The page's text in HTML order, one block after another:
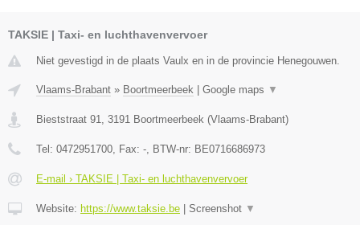
TAKSIE | Taxi- en luchthavenvervoer
Niet gevestigd in de plaats Vaulx en in de provincie Henegouwen.
Vlaams-Brabant » Boortmeerbeek | Google maps ▼
Bieststraat 91 3191 Boortmeerbeek (Vlaams-Brabant)
Tel: 0472951700 , Fax: - , BTW-nr: BE0716686973
E-mail › TAKSIE | Taxi- en luchthavenvervoer
Website: https://www.taksie.be | Screenshot ▼